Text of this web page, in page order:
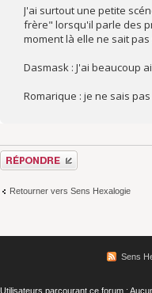
J'ai surtout une petite
frère" lorsqu'il parle des
moment là elle ne sait pas
Dasmask : J'ai beaucoup
Romarique : je ne sais
Répondre
Retourner vers Sens Hexalogie
Sens
Utilisateurs parcourant ce forum :